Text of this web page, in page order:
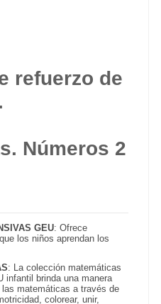
refuerzo de
Números 2
GEU: Ofrece
los niños aprendan los
: La colección matemáticas
infantil brinda una manera
matemáticas a través de
colorear, unir,